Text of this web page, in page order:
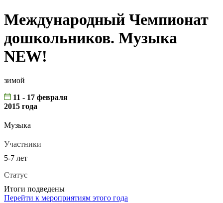
Международный Чемпионат
дошкольников. Музыка
NEW!
зимой
11 - 17 февраля
2015 года
Музыка
Участники
5-7 лет
Статус
Итоги подведены
Перейти к мероприятиям этого года